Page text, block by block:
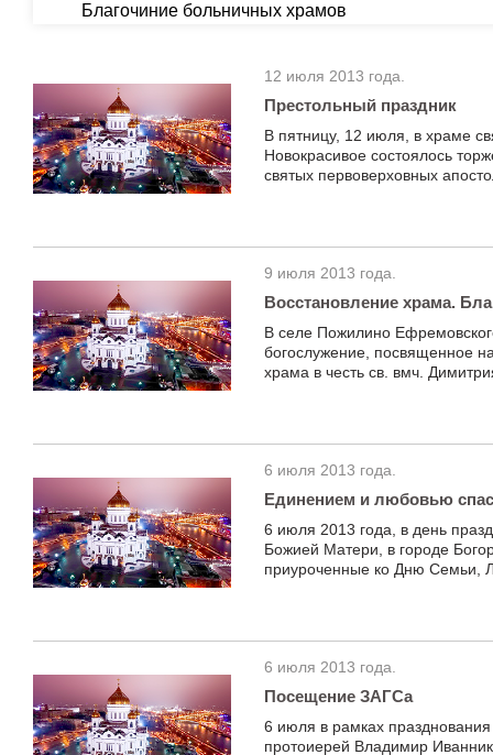
Благочиние больничных храмов
12 июля 2013 года.
Престольный праздник
В пятницу, 12 июля, в храме
Новокрасивое состоялось
святых первоверховных
9 июля 2013 года.
Восстановление храма.
В селе Пожилино
богослужение, посвященное
храма в честь св. вмч.
6 июля 2013 года.
Единением и любовью
6 июля 2013 года, в день
Божией Матери, в городе
приуроченные ко Дню Cемьи,
6 июля 2013 года.
Посещение ЗАГСа
6 июля в рамках
протоиерей Владимир